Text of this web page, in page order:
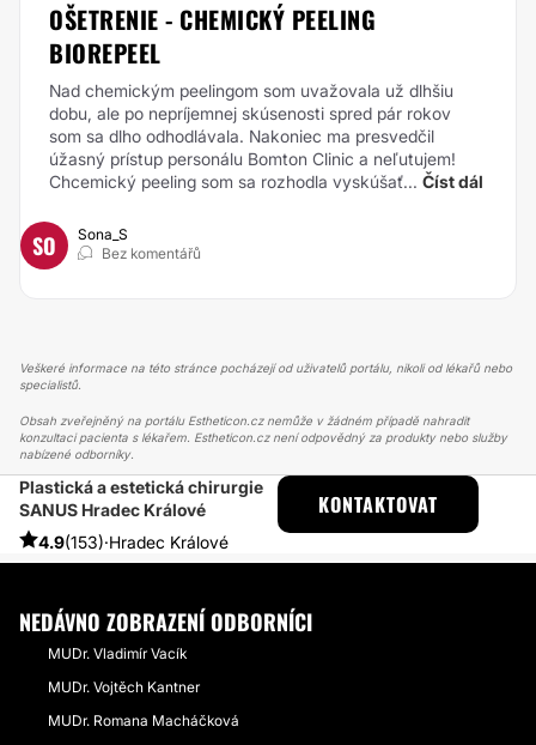
OŠETRENIE - CHEMICKÝ PEELING
BIOREPEEL
Nad chemickým peelingom som uvažovala už dlhšiu
dobu, ale po nepríjemnej skúsenosti spred pár rokov
som sa dlho odhodlávala. Nakoniec ma presvedčil
úžasný prístup personálu Bomton Clinic a neľutujem!
Chcemický peeling som sa rozhodla vyskúšať... Číst dál
SO
Sona_S
Bez komentářů
Veškeré informace na této stránce pocházejí od uživatelů portálu, nikoli od lékařů nebo
specialistů.
Obsah zveřejněný na portálu Estheticon.cz nemůže v žádném případě nahradit
konzultaci pacienta s lékařem. Estheticon.cz není odpovědný za produkty nebo služby
nabízené odborníky.
Plastická a estetická chirurgie
SANUS Hradec Králové
4.9(153)·Hradec Králové
KONTAKTOVAT
ESTHETICON
PŘÍBĚHY
PŘÍBĚHY TÝKAJÍCÍ SE ZÁKROKU ZMENŠENÍ PRSOU
ZMENŠENÍ U NEZLETILÝCH
NEDÁVNO ZOBRAZENÍ ODBORNÍCI
MUDr. Vladimír Vacík
MUDr. Vojtěch Kantner
MUDr. Romana Macháčková